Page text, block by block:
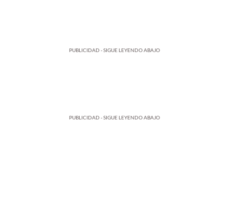
PUBLICIDAD - SIGUE LEYENDO ABAJO
PUBLICIDAD - SIGUE LEYENDO ABAJO